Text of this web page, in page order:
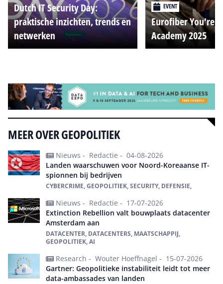
Dutch IT Security Day:
praktische inzichten, trends en
netwerken
EVENT
Eurofiber You're
Academy 2025
MEER OVER GEOPOLITIEK
Nieuws - Redactie - 04-08-2026
Landen waarschuwen voor Noord-Koreaanse IT-
spionnen bij bedrijven
CYBERCRIME, GEOPOLITIEK, SECURITY, DEFENSIE,
Nieuws - Redactie - 17-07-2026
Extinction Rebellion valt bouwplaats datacenter
Amsterdam aan
DATACENTER, DATACENTERS, MAATSCHAPPIJ,
GEOPOLITIEK, AI
Research - Wouter Hoeffnagel - 15-07-2026
Gartner: Geopolitieke instabiliteit leidt tot meer
data-ambassades van landen